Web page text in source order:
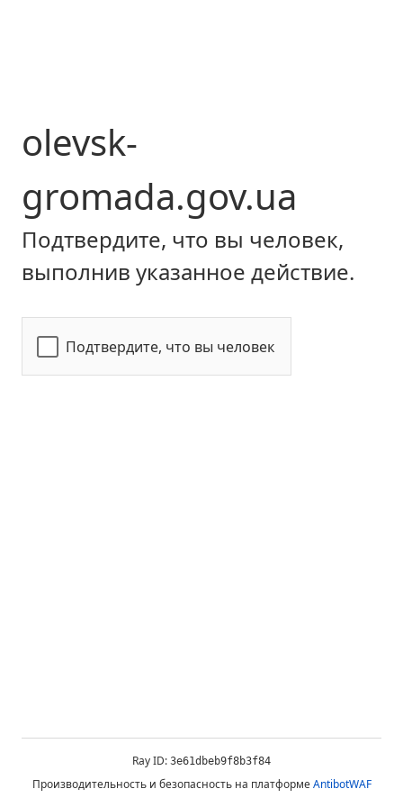
olevsk-
gromada.gov.ua
Подтвердите, что вы человек,
выполнив указанное действие.
Подтвердите, что вы человек
Ray ID: 3e61dbeb9f8b3f84
Производительность и безопасность на платформеAntibotWAF